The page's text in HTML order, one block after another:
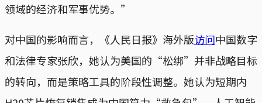
领域的经济和军事优势。”
对中国的影响而言，《人民日报》海外版访问中国数字
和法律专家张欣，她认为美国的“松绑”并非战略目标
的转向，而是策略工具的阶段性调整。她认为短期内